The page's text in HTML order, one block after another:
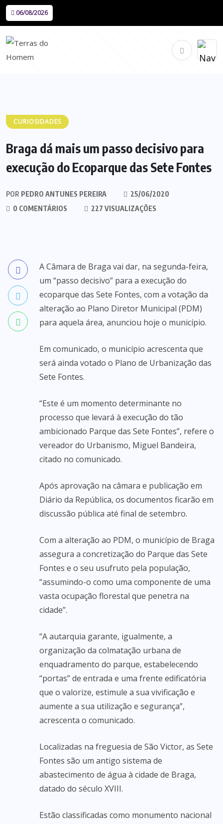
06/08/2026
CURIOSIDADES
Braga dá mais um passo decisivo para
execução do Ecoparque das Sete Fontes
POR PEDRO ANTUNES PEREIRA
25/06/2020
0 COMENTÁRIOS
227 VISUALIZAÇÕES
A Câmara de Braga vai dar, na segunda-feira,
um “passo decisivo” para a execução do
ecoparque das Sete Fontes, com a votação da
alteração ao Plano Diretor Municipal (PDM)
para aquela área, anunciou hoje o município.
Em comunicado, o município acrescenta que
será ainda votado o Plano de Urbanização das
Sete Fontes.
“Este é um momento determinante no
processo que levará à execução do tão
ambicionado Parque das Sete Fontes”, refere o
vereador do Urbanismo, Miguel Bandeira,
citado no comunicado.
Após aprovação na câmara e publicação em
Diário da República, os documentos ficarão em
discussão pública até final de setembro.
Com a alteração ao PDM, o município de Braga
assegura a concretização do Parque das Sete
Fontes e o seu usufruto pela população,
“assumindo-o como uma componente de uma
vasta ocupação florestal que penetra na
cidade”.
“A autarquia garante, igualmente, a
organização da colmatação urbana de
enquadramento do parque, estabelecendo
“portas” de entrada e uma frente edificatória
que o valorize, estimule a sua vivificação e
aumente a sua utilização e segurança”,
acrescenta o comunicado.
Localizadas na freguesia de São Victor, as Sete
Fontes são um antigo sistema de
abastecimento de água à cidade de Braga,
datado do século XVIII.
Estão classificadas como monumento nacional